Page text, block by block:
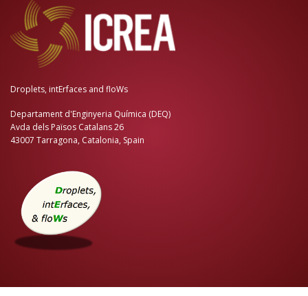
Droplets, intErfaces and floWs
Departament d'Enginyeria Química (DEQ)
Avda dels Països Catalans 26
43007 Tarragona, Catalonia, Spain